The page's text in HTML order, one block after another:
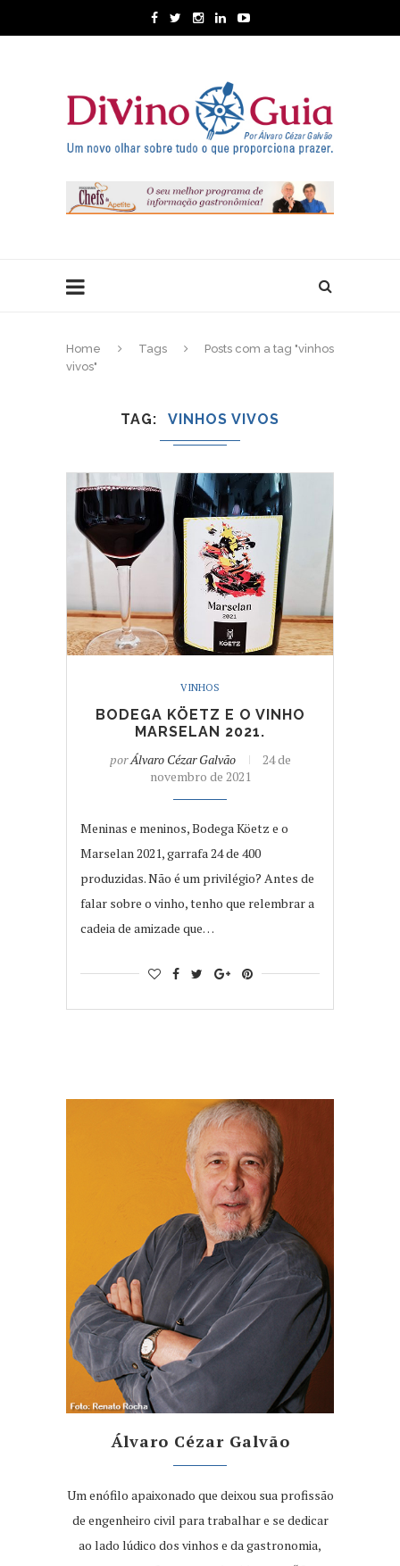
Home Tags
Posts com a tag "vinhos
vivos"
TAG VINHOS VIVOS
VINHOS
BODEGA KÖETZ E O VINHO
MARSELAN 2021.
porÁlvaro Cézar Galvão
24 de
novembro de 2021
Meninas e meninos, Bodega Köetz e o
Marselan 2021, garrafa 24 de 400
produzidas. Não é um privilégio? Antes de
falar sobre o vinho, tenho que relembrar a
cadeia de amizade que…
Álvaro Cézar Galvão
Um enófilo apaixonado que deixou sua profissão
de engenheiro civil para trabalhar e se dedicar
ao lado lúdico dos vinhos e da gastronomia,